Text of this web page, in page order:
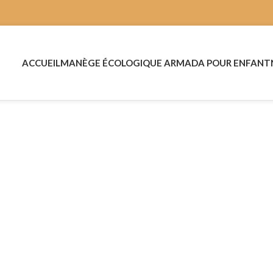
ACCUEIL MANÈGE ÉCOLOGIQUE ARMADA POUR ENFANT